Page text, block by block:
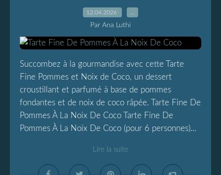
12.04.2026
Par Ana Luthi
Succombez à la gourmandise avec cette Tarte
Fine Pommes et Noix de Coco, un dessert
croustillant et parfumé à base de pommes
fondantes et de noix de coco râpée. Tarte Fine De
Pommes À La Noix De Coco Tarte Fine De
Pommes À La Noix De Coco (pour 6 personnes)...
Lire la suite